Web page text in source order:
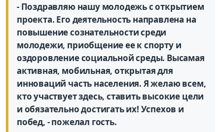
- Поздравляю нашу молодежь с открытием
проекта. Его деятельность направлена на
повышение сознательности среди
молодежи, приобщение ее к спорту и
оздоровление социальной среды. Высамая
активная, мобильная, открытая для
инноваций часть населения. Я желаю всем,
кто участвует здесь, ставить высокие цели
и обязательно достигать их! Успехов и
побед, - пожелал гость.